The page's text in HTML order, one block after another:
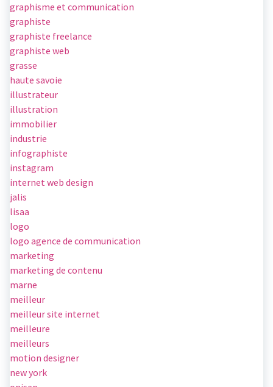
graphisme et communication
graphiste
graphiste freelance
graphiste web
grasse
haute savoie
illustrateur
illustration
immobilier
industrie
infographiste
instagram
internet web design
jalis
lisaa
logo
logo agence de communication
marketing
marketing de contenu
marne
meilleur
meilleur site internet
meilleure
meilleurs
motion designer
new york